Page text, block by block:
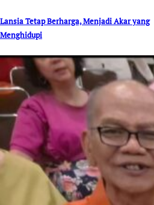
Lansia Tetap Berharga, Menjadi Akar yang
Menghidupi